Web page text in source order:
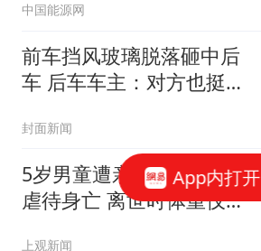
中国能源网
前车挡风玻璃脱落砸中后
车 后车车主：对方也挺冤
封面新闻
5岁男童遭亲生母亲长期
虐待身亡 离世时体重仅
上观新闻
App内打开